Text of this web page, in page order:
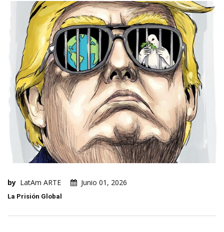
by LatAm ARTE Junio 01, 2026
La Prisión Global